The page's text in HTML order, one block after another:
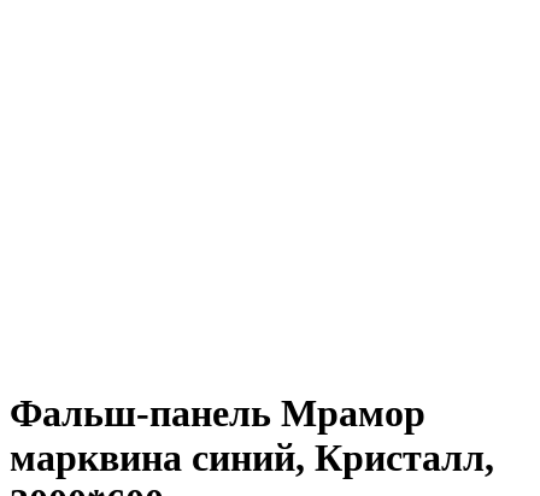
Фальш-панель Мрамор
марквина синий, Кристалл,